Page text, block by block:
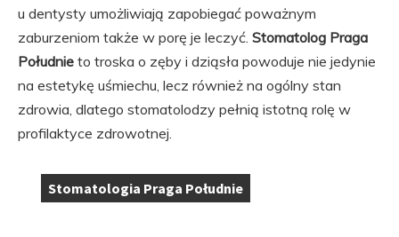
u dentysty umożliwiają zapobiegać poważnym
zaburzeniom także w porę je leczyć. Stomatolog Praga
Południe to troska o zęby i dziąsła powoduje nie jedynie
na estetykę uśmiechu, lecz również na ogólny stan
zdrowia, dlatego stomatolodzy pełnią istotną rolę w
profilaktyce zdrowotnej.
Tagi:
Stomatologia Praga Południe